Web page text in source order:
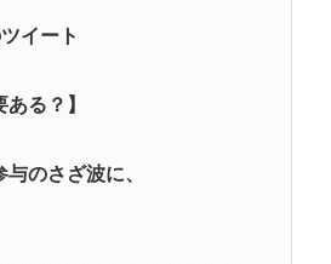
」自転車の青切符導入で”車道
ー「20歳でアルファード一括で
因、判明するwww
イート
ある？】
のさざ波に、